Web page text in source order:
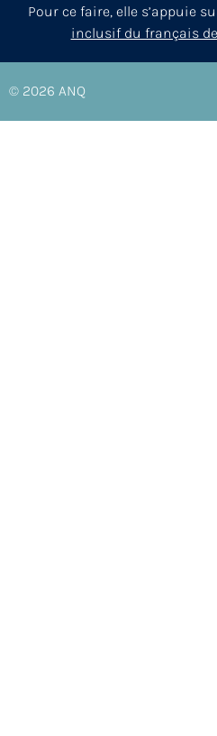
Pour ce faire, elle s’appuie
inclusif du français
© 2026 ANQ